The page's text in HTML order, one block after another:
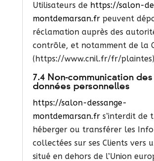
Utilisateurs de https://salon-
montdemarsan.fr peuvent
réclamation auprès des
contrôle, et notamment de la
(https://www.cnil.fr/fr/
7.4 Non-communication des
données personnelles
https://salon-dessange-
montdemarsan.fr s’interdit de
héberger ou transférer les
collectées sur ses Clients vers
situé en dehors de l’Union